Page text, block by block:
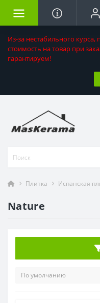
Из-за нестабильного
стоимость на товар при
гарантируем!
Плитка Испанская
Nature